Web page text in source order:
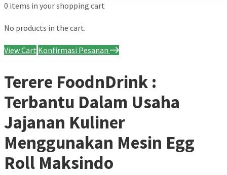
0 items in your shopping cart
No products in the cart.
View Cart Konfirmasi Pesanan
Terere FoodnDrink :
Terbantu Dalam Usaha
Jajanan Kuliner
Menggunakan Mesin Egg
Roll Maksindo